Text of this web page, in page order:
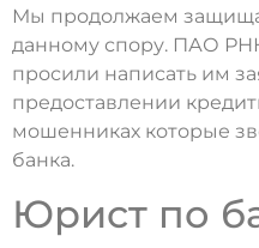
Мы продолжаем
данному спору. ПАО
просили написать им
предоставлении
мошенниках которые
банка.
Юрист по